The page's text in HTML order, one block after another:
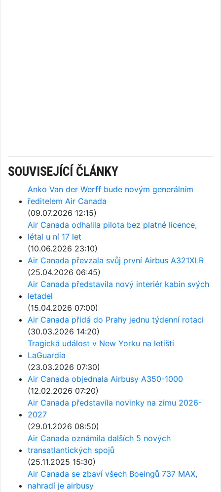
SOUVISEJÍCÍ ČLÁNKY
Anko Van der Werff bude novým generálním
ředitelem Air Canada
(09.07.2026 12:15)
Air Canada odhalila pilota bez platné licence,
létal u ní 17 let
(10.06.2026 23:10)
Air Canada převzala svůj první Airbus A321XLR
(25.04.2026 06:45)
Air Canada představila nový interiér kabin svých
letadel
(15.04.2026 07:00)
Air Canada přidá do Prahy jednu týdenní rotaci
(30.03.2026 14:20)
Tragická událost v New Yorku na letišti
LaGuardia
(23.03.2026 07:30)
Air Canada objednala Airbusy A350-1000
(12.02.2026 07:20)
Air Canada představila novinky na zimu 2026-
2027
(29.01.2026 08:50)
Air Canada oznámila dalších 5 nových
transatlantických spojů
(25.11.2025 15:30)
Air Canada se zbaví všech Boeingů 737 MAX,
nahradí je airbusy